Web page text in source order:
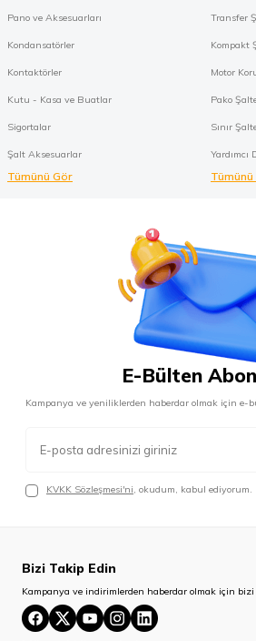
Pano ve Aksesuarları
Kondansatörler
Kontaktörler
Kutu - Kasa ve Buatlar
Sigortalar
Şalt Aksesuarlar
Tümünü Gör
Transfer
Kompakt
Motor
Pako
Sınır
Yardımcı
E-Bülten
Kampanya ve yeniliklerden haberdar olmak için e-
KVKK Sözleşmesi'ni, okudum, kabul ediyorum.
Bizi Takip Edin
Kampanya ve indirimlerden haberdar olmak için bizi